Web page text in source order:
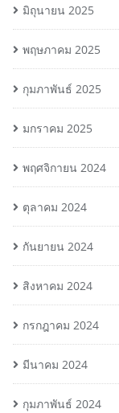
มิถุนายน 2025
พฤษภาคม 2025
กุมภาพันธ์ 2025
มกราคม 2025
พฤศจิกายน 2024
ตุลาคม 2024
กันยายน 2024
สิงหาคม 2024
กรกฎาคม 2024
มีนาคม 2024
กุมภาพันธ์ 2024